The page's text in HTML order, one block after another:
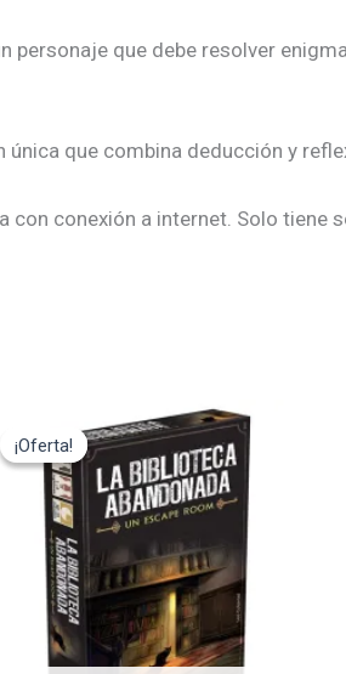
personaje que debe resolver
única que combina deducción y
con conexión a internet. Solo
¡Oferta!
¡Oferta!
precio
original
era:
14,95€.
precio
actual
es:
13,45€.